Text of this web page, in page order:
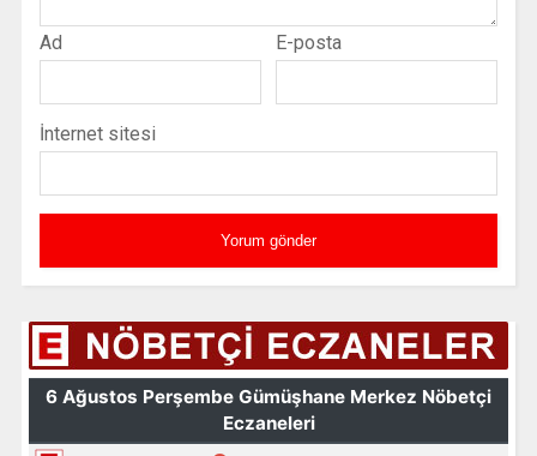
Ad E-posta
İnternet sitesi